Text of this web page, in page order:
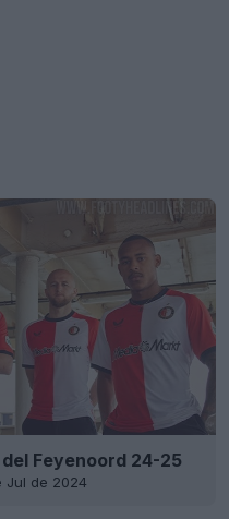
Feyenoord 24-25
Jul de 2024